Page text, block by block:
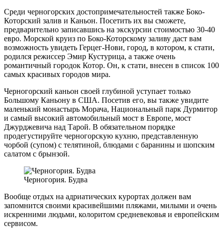
Среди черногорских достопримечательностей также Боко-
Которский залив и Каньон. Посетить их вы сможете,
предварительно записавшись на экскурсии стоимостью 30-40
евро. Морской круиз по Боко-Которскому заливу даст вам
возможность увидеть Герцег-Нови, город, в котором, к стати,
родился режиссер Эмир Кустурица, а также очень
романтичный городок Котор. Он, к стати, внесен в список 100
самых красивых городов мира.
Черногорский каньон своей глубиной уступает только
Большому Каньону в США. Посетив его, вы также увидите
маленький монастырь Морача, Национальный парк Дурмитор
и самый высокий автомобильный мост в Европе, мост
Джурджевича над Тарой. В обязательном порядке
продегустируйте черногорскую кухню, представленную
чорбой (супом) с телятиной, блюдами с баранины и шопским
салатом с брынзой.
Черногория. Будва
Вообще отдых на адриатических курортах должен вам
запомнится своими красивейшими пляжами, милыми и очень
искренними людьми, колоритом средневековья и европейским
сервисом.